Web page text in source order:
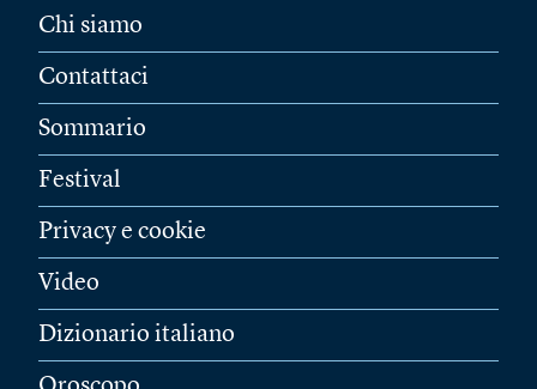
Chi siamo
Contattaci
Sommario
Festival
Privacy e cookie
Video
Dizionario italiano